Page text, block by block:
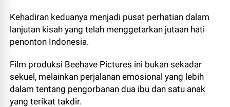
Kehadiran keduanya menjadi pusat perhatian dalam
lanjutan kisah yang telah menggetarkan jutaan hati
penonton Indonesia.
Film produksi Beehave Pictures ini bukan sekadar
sekuel, melainkan perjalanan emosional yang lebih
dalam tentang pengorbanan dua ibu dan satu anak
yang terikat takdir.